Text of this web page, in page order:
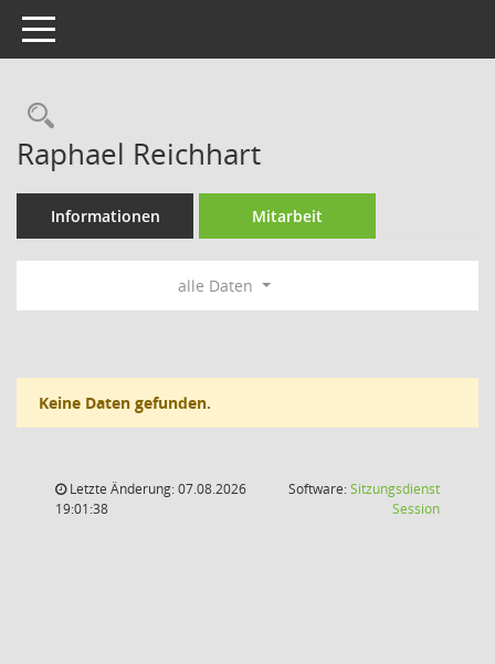
Toggle navigation
Rechercheauswahl
Raphael Reichhart
Informationen Mitarbeit
alle Daten
Keine Daten gefunden.
Letzte Änderung: 07.08.2026
19:01:38
Software:Sitzungsdienst
Session(Wird in